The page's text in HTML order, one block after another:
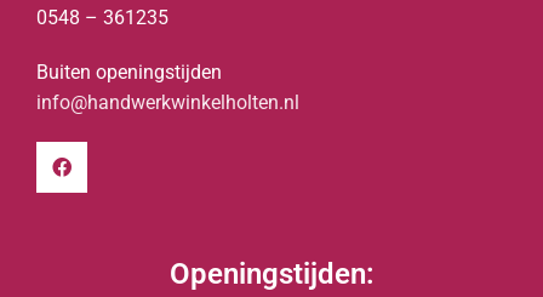
0548 – 361235
Buiten openingstijden
info@handwerkwinkelholten.nl
Openingstijden: